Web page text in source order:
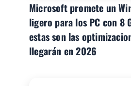
Microsoft promete un
ligero para los PC con 8
estas son las
llegarán en 2026